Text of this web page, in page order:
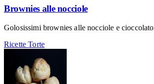
Brownies alle nocciole
Golosissimi brownies alle nocciole e
RicetteTorte